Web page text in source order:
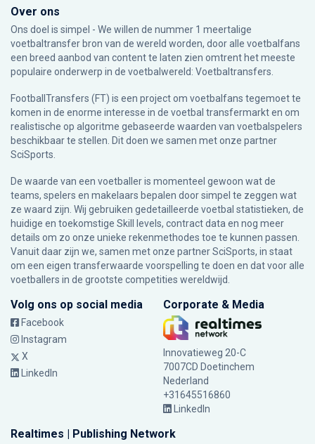
Over ons
Ons doel is simpel - We willen de nummer 1 meertalige
voetbaltransfer bron van de wereld worden, door alle voetbalfans
een breed aanbod van content te laten zien omtrent het meeste
populaire onderwerp in de voetbalwereld: Voetbaltransfers.
FootballTransfers (FT) is een project om voetbalfans tegemoet te
komen in de enorme interesse in de voetbal transfermarkt en om
realistische op algoritme gebaseerde waarden van voetbalspelers
beschikbaar te stellen. Dit doen we samen met onze partner
SciSports
De waarde van een voetballer is momenteel gewoon wat de
teams, spelers en makelaars bepalen door simpel te zeggen wat
ze waard zijn. Wij gebruiken gedetailleerde voetbal statistieken, de
huidige en toekomstige Skill levels, contract data en nog meer
details om zo onze unieke rekenmethodes toe te kunnen passen.
Vanuit daar zijn we, samen met onze partner SciSports, in staat
om een eigen transferwaarde voorspelling te doen en dat voor alle
voetballers in de grootste competities wereldwijd.
Volg ons op social media
Facebook
Instagram
X
LinkedIn
Corporate & Media
Innovatieweg 20-C
7007CD Doetinchem
Nederland
+31645516860
LinkedIn
Realtimes | Publishing Network